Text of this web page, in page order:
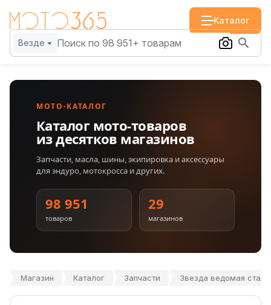
Каталог
Везде
МОТО-КАТАЛОГ
Каталог мото-товаров
из десятков магазинов
Запчасти, масла, шины, экипировка и аксессуары
для эндуро, мотокросса и других.
98 951
товаров
29
магазинов
Магазин Каталог Запчасти Звезда ведомая